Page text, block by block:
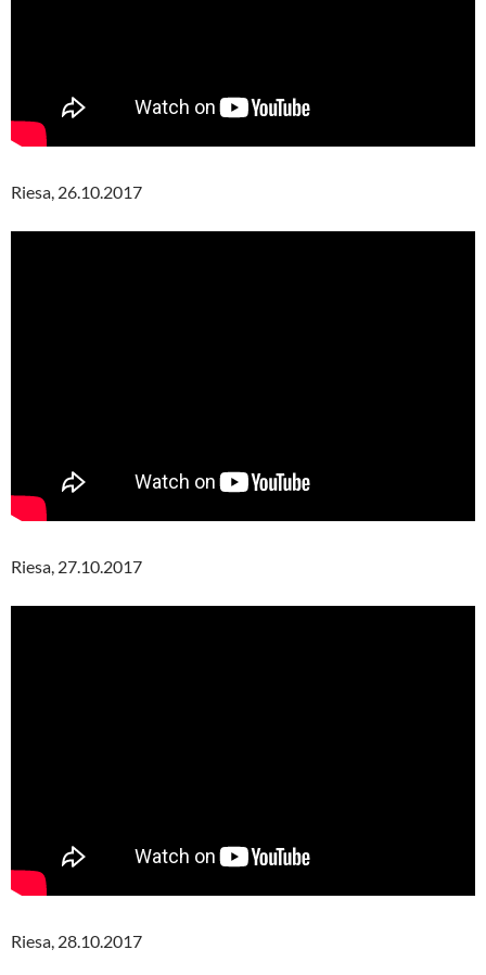
Riesa, 26.10.2017
Riesa, 27.10.2017
Riesa, 28.10.2017